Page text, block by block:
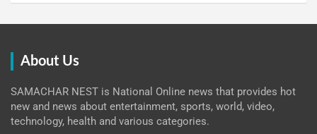
About Us
SAMACHAR NEST is National Online news that provides hot
new and news about entertainment, sports, world, video,
technology, health and various categories.